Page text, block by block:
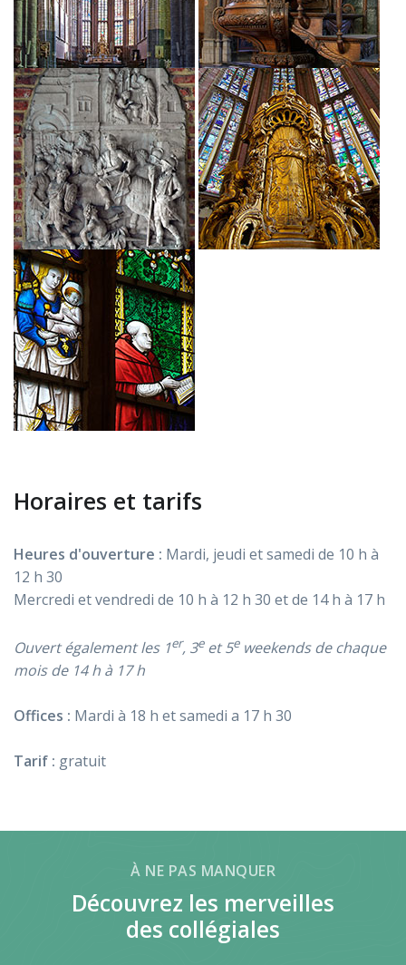
Horaires et tarifs
Heures d'ouverture : Mardi, jeudi et samedi de 10 h à
12 h 30
Mercredi et vendredi de 10 h à 12 h 30 et de 14 h à 17 h
Ouvert également les 1er, 3eet 5eweekends de chaque
mois de 14 h à 17 h
Offices : Mardi à 18 h et samedi a 17 h 30
Tarif : gratuit
À NE PAS MANQUER
Découvrez les merveilles
des collégiales